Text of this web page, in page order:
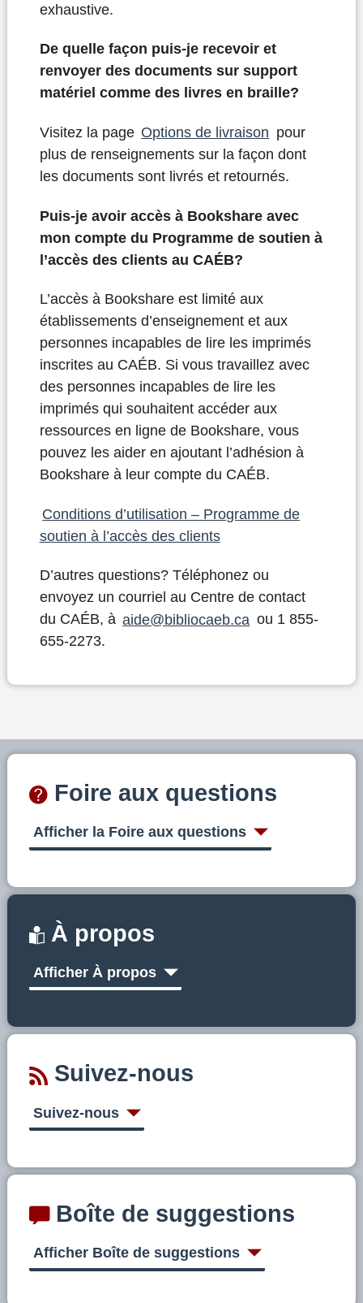
exhaustive.
De quelle façon puis-je recevoir et
renvoyer des documents sur support
matériel comme des livres en braille?
Visitez la page Options de livraison pour
plus de renseignements sur la façon dont
les documents sont livrés et retournés.
Puis-je avoir accès à Bookshare avec
mon compte du Programme de soutien à
l’accès des clients au CAÉB?
L’accès à Bookshare est limité aux
établissements d’enseignement et aux
personnes incapables de lire les imprimés
inscrites au CAÉB. Si vous travaillez avec
des personnes incapables de lire les
imprimés qui souhaitent accéder aux
ressources en ligne de Bookshare, vous
pouvez les aider en ajoutant l’adhésion à
Bookshare à leur compte du CAÉB.
Conditions d’utilisation – Programme de
soutien à l’accès des clients
D’autres questions? Téléphonez ou
envoyez un courriel au Centre de contact
du CAÉB, à aide@bibliocaeb.ca ou 1 855-
655-2273.
Foire aux questions
Afficher la Foire aux questions
À propos
Afficher À propos
Suivez-nous
Suivez-nous
Boîte de suggestions
Afficher Boîte de suggestions